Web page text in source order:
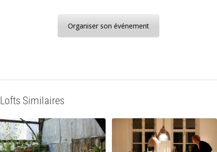
Organiser son événement
Lofts Similaires